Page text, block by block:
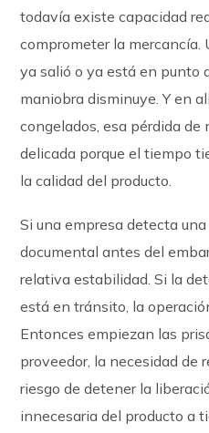
todavía existe capacidad
comprometer la mercancía.
ya salió o ya está en punto
maniobra disminuye. Y en
congelados, esa pérdida
delicada porque el tiempo
la calidad del producto.
Si una empresa detecta
documental antes del
relativa estabilidad. Si la
está en tránsito, la
Entonces empiezan las
proveedor, la necesidad de
riesgo de detener la
innecesaria del producto a